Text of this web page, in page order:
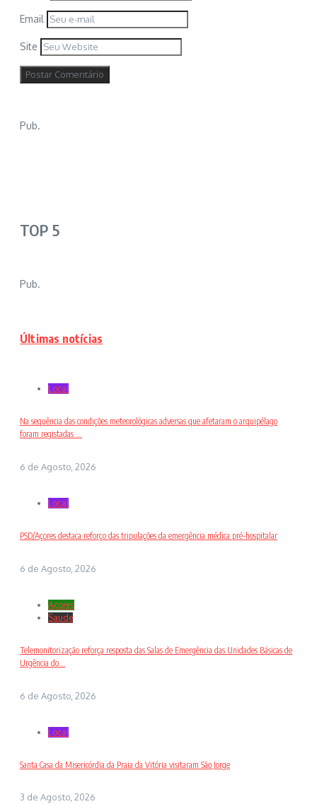
Email
Site
Pub.
TOP 5
Pub.
Últimas notícias
Local
Na sequência das condições meteorológicas adversas que afetaram o arquipélago
foram registadas ...
6 de Agosto, 2026
Local
PSD/Açores destaca reforço das tripulações da emergência médica pré-hospitalar
6 de Agosto, 2026
Açores
Saude
Telemonitorização reforça resposta das Salas de Emergência das Unidades Básicas de
Urgência do...
6 de Agosto, 2026
Local
Santa Casa da Misericórdia da Praia da Vitória visitaram São Jorge
3 de Agosto, 2026